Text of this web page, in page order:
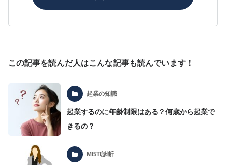
この記事を読んだ人はこんな記事も読んでいます！
起業の知識
起業するのに年齢制限はある？何歳から起業で
きるの？
MBTI診断